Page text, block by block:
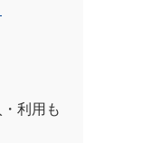
利用も